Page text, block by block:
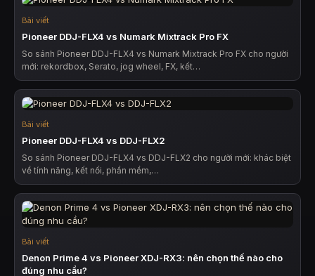
Bài viết
Pioneer DDJ-FLX4 vs Numark Mixtrack Pro FX
So sánh Pioneer DDJ-FLX4 vs Numark Mixtrack Pro FX cho người
mới: rekordbox, Serato, jog wheel, FX, kết…
Bài viết
Pioneer DDJ-FLX4 vs DDJ-FLX2
So sánh Pioneer DDJ-FLX4 vs DDJ-FLX2 cho người mới: khác biệt
về tính năng, kết nối, phần mềm,…
Bài viết
Denon Prime 4 vs Pioneer XDJ-RX3: nên chọn thế nào cho
đúng nhu cầu?